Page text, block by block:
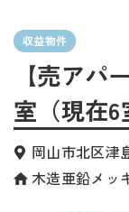
収益物件
【売アパ
室（現在6
岡山市北区津
木造亜鉛メッ